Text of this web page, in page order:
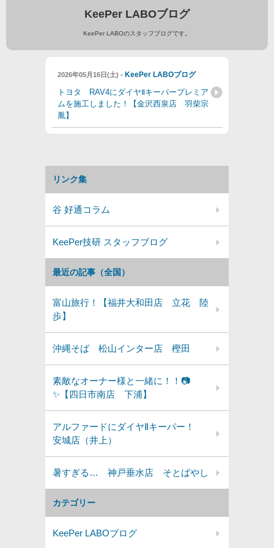
KeePer LABOブログ
KeePer LABOのスタッフブログです。
2026年05月16日(土) - KeePer LABOブログ
トヨタ RAV4にダイヤⅡキーパープレミア
ムを施工しました！【金沢西泉店 羽柴宗
胤】
カテゴリー
KeePer LABOブログ
最近の記事（全国）
富山旅行！【福井大和田店 立花 陸
歩】
沖縄そば 松山インター店 樫田
素敵なオーナー様と一緒に！！📷
✨【四日市南店 下浦】
アルファードにダイヤⅡキーパー！
安城店（井上）
暑すぎる… 神戸垂水店 そとばやし
リンク集
谷 好通コラム
KeePer技研 スタッフブログ